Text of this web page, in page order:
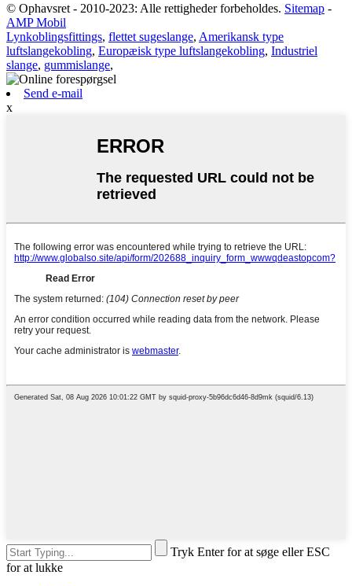
© Ophavsret - 2010-2023: Alle rettigheder forbeholdes. Sitemap -
AMP Mobil
Lynkoblingsfittings, flettet sugeslange, Amerikansk type
luftslangekobling, Europæisk type luftslangekobling, Industriel
slange, gummislange,
Send e-mail
x
Tryk Enter for at søge eller ESC
for at lukke